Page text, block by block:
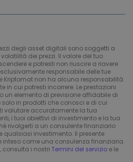
degli asset digitali sono soggetti a
dei prezzi. Il valore del tuo
e potresti non riuscire a riavere
responsabile delle tue
Kriptomat non ha alcuna responsabilità
in cui potresti incorrere. Le prestazioni
un elemento di previsione affidabile di
solo in prodotti che conosci e di cui
valutare accuratamente la tua
i tuoi obiettivi di investimento e la tua
rivolgerti a un consulente finanziario
qualsiasi investimento. Il presente
inteso come una consulenza finanziaria.
consulta i nostri Termini del servizio e le